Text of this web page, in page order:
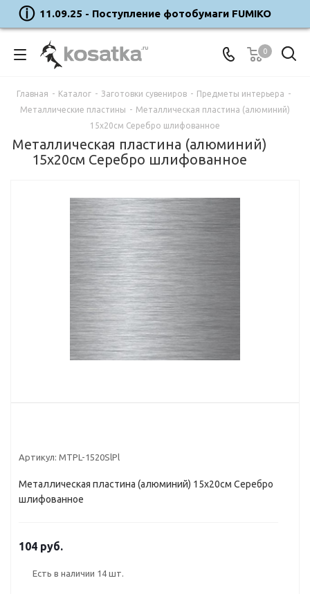
11.09.25 - Поступление фотобумаги FUMIKO
0
Главная - Каталог - Заготовки сувениров - Предметы интерьера -
Металлические пластины - Металлическая пластина (алюминий)
15х20см Серебро шлифованное
Металлическая пластина (алюминий)
15х20см Серебро шлифованное
Артикул: MTPL-1520SlPl
Металлическая пластина (алюминий) 15х20см Серебро
шлифованное
104 руб.
Есть в наличии 14 шт.